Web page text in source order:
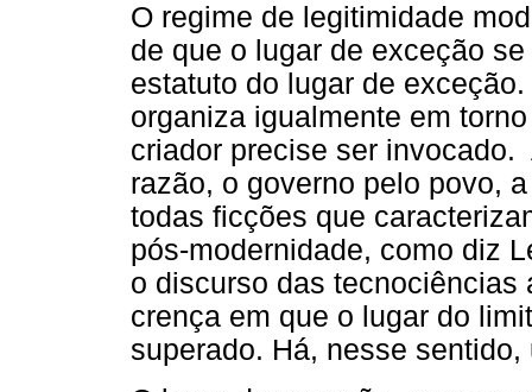
O regime de legitimidade
de que o lugar de exceção
estatuto do lugar de
organiza igualmente em
criador precise ser
razão, o governo pelo povo,
todas ficções que
pós-modernidade, como diz
o discurso das tecnociências
crença em que o lugar do
superado. Há, nesse